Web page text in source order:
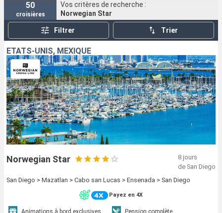
50
croisières
Vos critères de recherche :
Norwegian Star
Filtrer Trier
ÉTATS-UNIS, MEXIQUE
Norwegian Star
8 jours
de San Diego
San Diego > Mazatlan > Cabo san Lucas > Ensenada > San Diego
Payez en 4X